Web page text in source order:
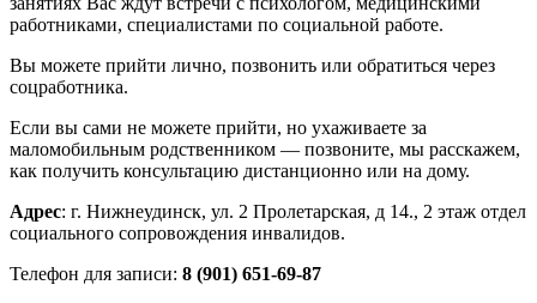
работниками, специалистами по социальной работе.
Вы можете прийти лично, позвонить или обратиться через
соцработника.
Если вы сами не можете прийти, но ухаживаете за
маломобильным родственником — позвоните, мы расскажем,
как получить консультацию дистанционно или на дому.
Адрес: г. Нижнеудинск, ул. 2 Пролетарская, д 14., 2 этаж отдел
социального сопровождения инвалидов.
Телефон для записи: 8 (901) 651-69-87